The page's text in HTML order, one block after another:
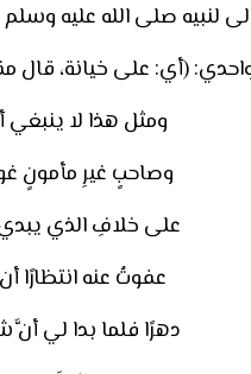
لنبيه صلى الله عليه وسلم
(أي: على خيانة، قال
ومثل هذا لا ينبغي
وصاحبٍ غيرِ مأمونٍ
على خلافِ الذي
عفوتُ عنه
دهرًا فلما بدا